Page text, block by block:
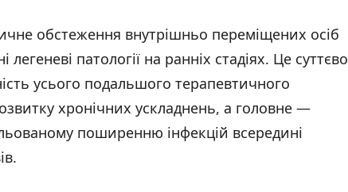
обстеження внутрішньо переміщених осіб
патології на ранніх стадіях. Це суттєво
усього подальшого терапевтичного
хронічних ускладнень, а головне —
поширенню інфекцій всередині